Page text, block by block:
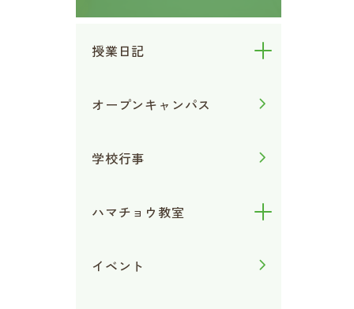
授業日記
オープンキャンパス
学校行事
ハマチョウ教室
イベント